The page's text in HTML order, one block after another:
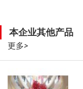
本企业其他产品
更多>